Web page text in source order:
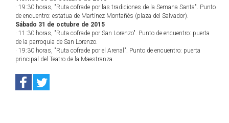
· 19:30 horas, "Ruta cofrade por las tradiciones de la Semana Santa". Punto
de encuentro: estatua de Martínez Montañés (plaza del Salvador).
Sábado 31 de octubre de 2015
· 11:30 horas, "Ruta cofrade por San Lorenzo". Punto de encuentro: puerta
de la parroquia de San Lorenzo.
· 19:30 horas, "Ruta cofrade por el Arenal". Punto de encuentro: puerta
principal del Teatro de la Maestranza.